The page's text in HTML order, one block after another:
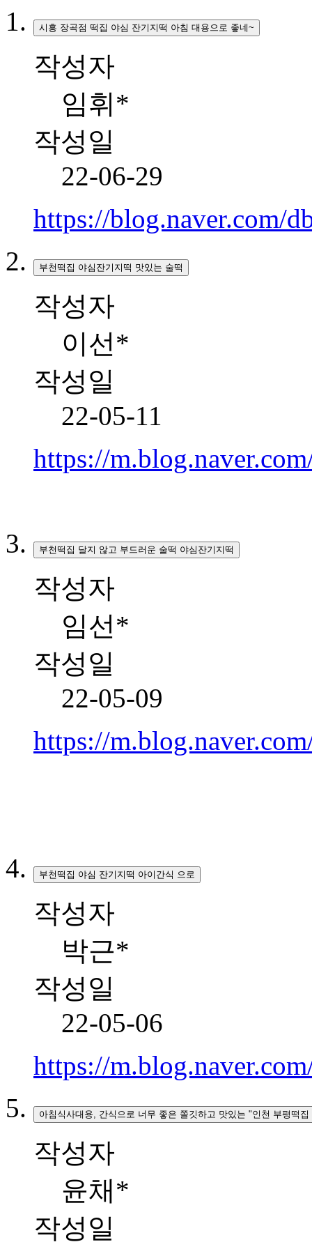
시흥 장곡점 떡집 야심 잔기지떡 아침 대용으로 좋네~
작성자
임휘*
작성일
22-06-29
https://blog.naver.com/
부천떡집 야심잔기지떡 맛있는 술떡
작성자
이선*
작성일
22-05-11
https://
부천떡집 달지 않고 부드러운 술떡 야심잔기지떡
작성자
임선*
작성일
22-05-09
https://
부천떡집 야심 잔기지떡 아이간식 으로
작성자
박근*
작성일
22-05-06
https://
아침식사대용, 간식으로 너무 좋은 쫄깃하고 맛있는 "인천 부평떡집
작성자
윤채*
작성일